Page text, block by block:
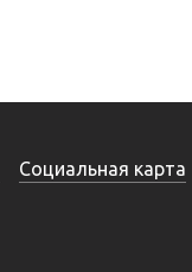
Социальная карта